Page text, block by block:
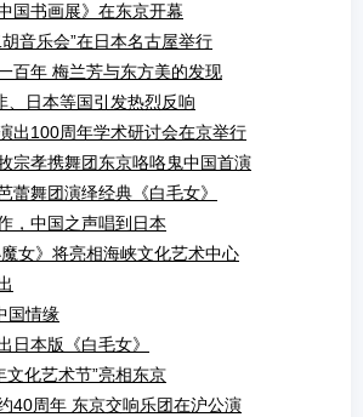
国书画展》在东京开幕
音乐会”在日本名古屋举行
百年 梅兰芳与东方美的发现
、日本等国引发热烈反响
出100周年学术研讨会在京举行
宗孝携舞团东京咯咯鬼中国首演
蕾舞团演绎经典《白毛女》
，中国之声唱到日本
女》将亮相海峡文化艺术中心
国情缘
日本版《白毛女》
文化艺术节”亮相东京
40周年 东京交响乐团在沪公演